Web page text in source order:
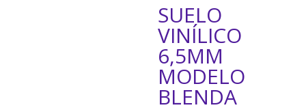
SUELO
VINÍLICO
6,5MM
MODELO
BLENDA